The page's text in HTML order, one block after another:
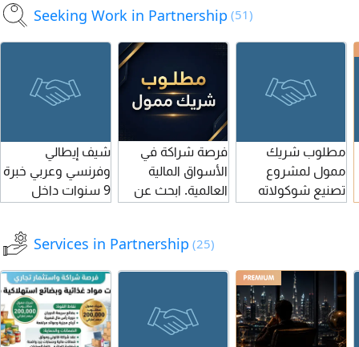
الشراكة ببالنسبة -
كافيتريا جديدة شاملة
والتراخيص جديدة -
للتواصل
وحديثة للجادين فقط
التواصل من فضلكم
الشركة عقود ولها
سابقه أعمال
الرخصة ملحوظة
يوجد في الشركة
فقط
Seeking Work in Partnership (51)
شيف إيطالي
وفرنسي وعربي خبرة
9 سنوات داخل
كامل لاجدد الشغل
بأدق المعاير
والمقادير ابحث عن
شريك لفتح مخبز
راكي داخل الدولة
فرصة شراكة في
الأسواق المالية
العالمية. ابحث عن
بقيمة 5000 درهم،
على أن تكون
الشخصي. وأنا أقوم
بإدارة المحفظة
مطلوب شريك
ممول لمشروع
تصنيع شوكولاته
هو برأس المال وأنا
بالتصنيع والتغليف
وفي بعض من
الزبائن من أول يوم
Services in Partnership (25)